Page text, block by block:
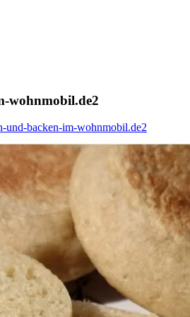
wohnmobil.de2
und-backen-im-wohnmobil.de2